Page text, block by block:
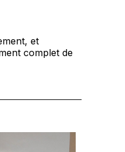
et
complet de